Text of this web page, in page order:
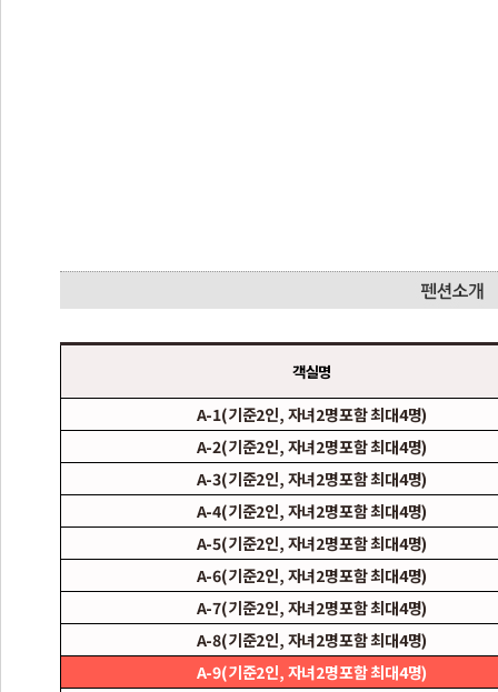
객실명
A-1(기준2인, 자녀2명포함 최대4명)
A-2(기준2인, 자녀2명포함 최대4명)
A-3(기준2인, 자녀2명포함 최대4명)
A-4(기준2인, 자녀2명포함 최대4명)
A-5(기준2인, 자녀2명포함 최대4명)
A-6(기준2인, 자녀2명포함 최대4명)
A-7(기준2인, 자녀2명포함 최대4명)
A-8(기준2인, 자녀2명포함 최대4명)
A-9(기준2인, 자녀2명포함 최대4명)